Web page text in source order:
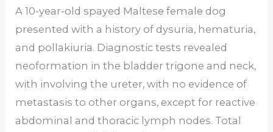
A 10-year-old spayed Maltese female dog
presented with a history of dysuria, hematuria,
and pollakiuria. Diagnostic tests revealed
neoformation in the bladder trigone and neck,
with involving the ureter, with no evidence of
metastasis to other organs, except for reactive
abdominal and thoracic lymph nodes. Total